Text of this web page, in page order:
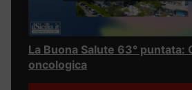
La Buona Salute 63° puntata:
oncologica